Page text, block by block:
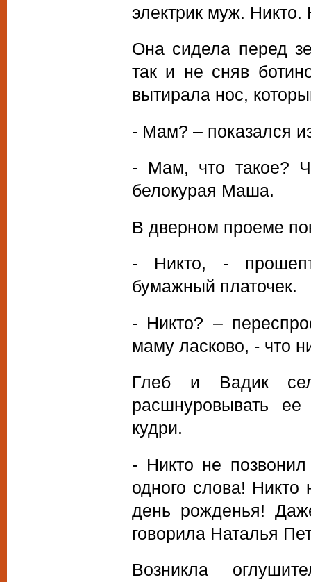
электрик муж. Никто.
Она сидела перед
так и не сняв
вытирала нос,
- Мам? – показался
- Мам, что такое?
белокурая Маша.
В дверном проеме
- Никто, -
бумажный платочек.
- Никто? –
маму ласково, - что
Глеб и Вадик
расшнуровывать
кудри.
- Никто не
одного слова!
день рожденья!
говорила Наталья
Возникла